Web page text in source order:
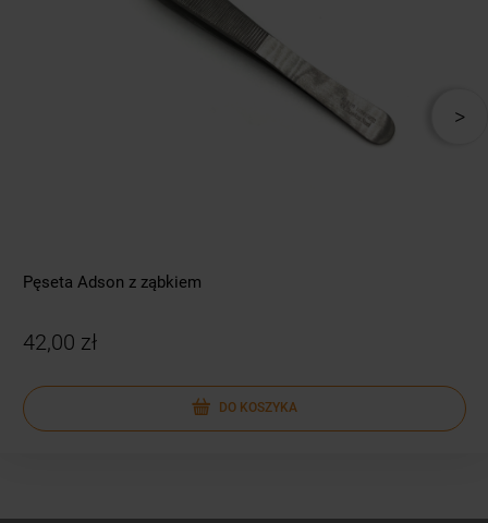
Pęseta Adson z ząbkiem
42,00 zł
DO KOSZYKA